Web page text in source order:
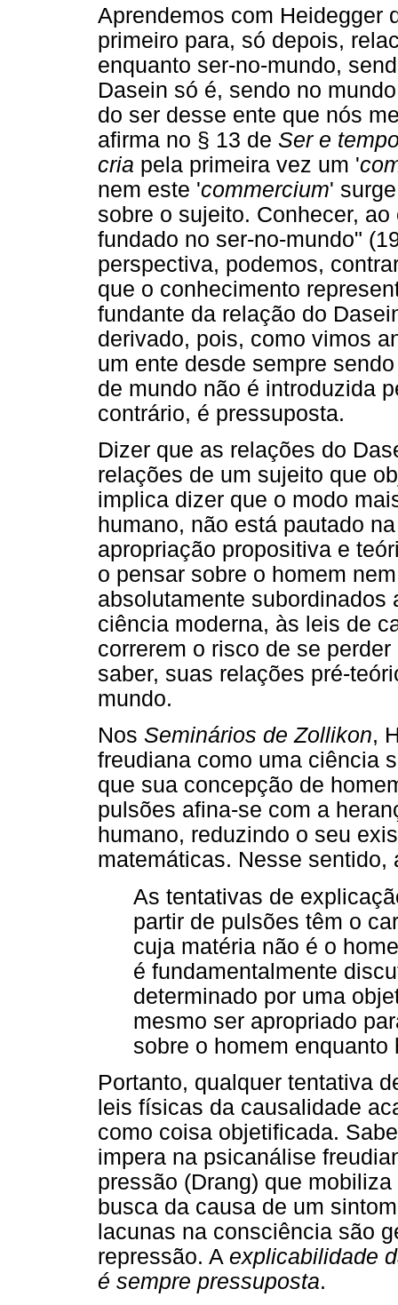
Aprendemos com Heidegger
primeiro para, só depois,
enquanto ser-no-mundo,
Dasein só é, sendo no
do ser desse ente que nós
afirma no § 13 de Ser e
cria pela primeira vez um '
nem este 'commercium'
sobre o sujeito. Conhecer,
fundado no ser-no-mundo"
perspectiva, podemos,
que o conhecimento
fundante da relação do
derivado, pois, como vimos
um ente desde sempre
de mundo não é introduzida
contrário, é pressuposta.
Dizer que as relações do
relações de um sujeito que
implica dizer que o modo
humano, não está pautado
apropriação propositiva e
o pensar sobre o homem
absolutamente
ciência moderna, às leis de
correrem o risco de se
saber, suas relações pré-
mundo.
Nos Seminários de Zollikon,
freudiana como uma ciência
que sua concepção de
pulsões afina-se com a
humano, reduzindo o seu
matemáticas. Nesse sentido,
As tentativas de
partir de pulsões têm o
cuja matéria não é o
é fundamentalmente
determinado por uma
mesmo ser apropriado
sobre o homem
Portanto, qualquer tentativa
leis físicas da causalidade
como coisa objetificada.
impera na psicanálise
pressão (Drang) que
busca da causa de um
lacunas na consciência são
repressão. A explicabilidade
é sempre pressuposta.